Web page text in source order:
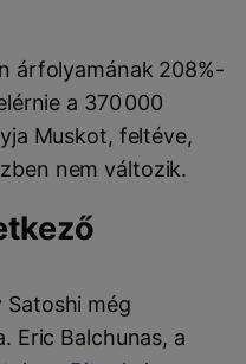
árfolyamának 208%-
a 370 000
Muskot, feltéve,
nem változik.
Satoshi még
Eric Balchunas, a